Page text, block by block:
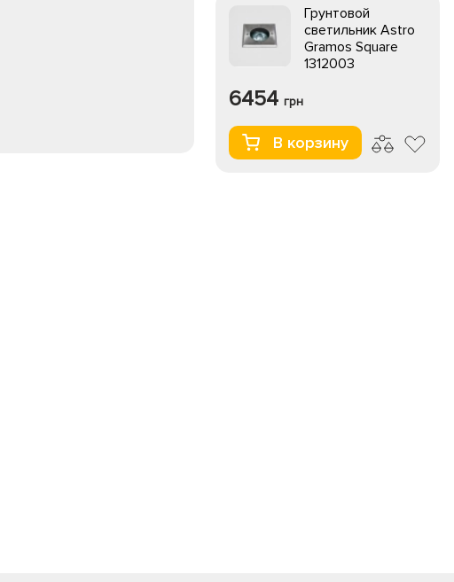
Грунтовой
светильник Astro
Gramos Square
1312003
6454 грн
В корзину